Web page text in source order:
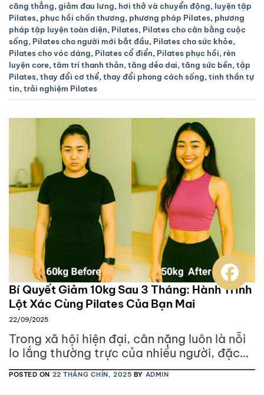
căng thẳng,giảm đau lưng, hơi thở và chuyển động, luyện tập
Pilates, phục hồi chấn thương, phương pháp Pilates, phương
pháp tập luyện toàn diện, Pilates, Pilates cho cân bằng cuộc
sống, Pilates cho người mới bắt đầu, Pilates cho sức khỏe,
Pilates cho vóc dáng, Pilates cổ điển, Pilates phục hồi,rèn
luyện core,tâm trí thanh thản,tăng dẻo dai,tăng sức bền,tập
Pilates,thay đổi cơ thể,thay đổi phong cách sống,tinh thần tự
tin,trải nghiệm Pilates
Bí Quyết Giảm 10kg Sau 3 Tháng: Hành Trình
Lột Xác Cùng Pilates Của Bạn Mai
22/09/2025
Trong xã hội hiện đại, cân nặng luôn là nỗi
lo lắng thường trực của nhiều người, đặc
biệt là phụ nữ. Giảm cân không chỉ để mặc
vừa quần áo đẹp, mà còn là hành trình tìm
POSTED ON 22 THÁNG CHÍN, 2025 BY ADMIN